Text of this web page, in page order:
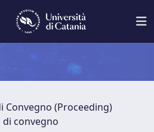
(Proceeding)
convegno